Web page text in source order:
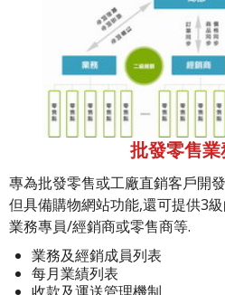
批發零售
專為批發零售或工廠直銷客戶開
但具備購物網站功能,還可提供3
業務專員/經銷商或零售商等.
業務及經銷成員列表
每月業績列表